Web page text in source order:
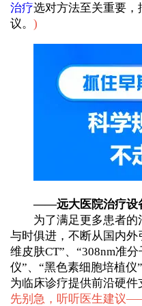
治疗选对方法至关重要
议。 )
——远大医院治疗设
为了满足更多患者的
与时俱进，不断从国内
维皮肤CT”、“308nm准
仪”、“黑色素细胞培植仪
为临床诊疗提供前沿硬件
先别急，听听医生建议